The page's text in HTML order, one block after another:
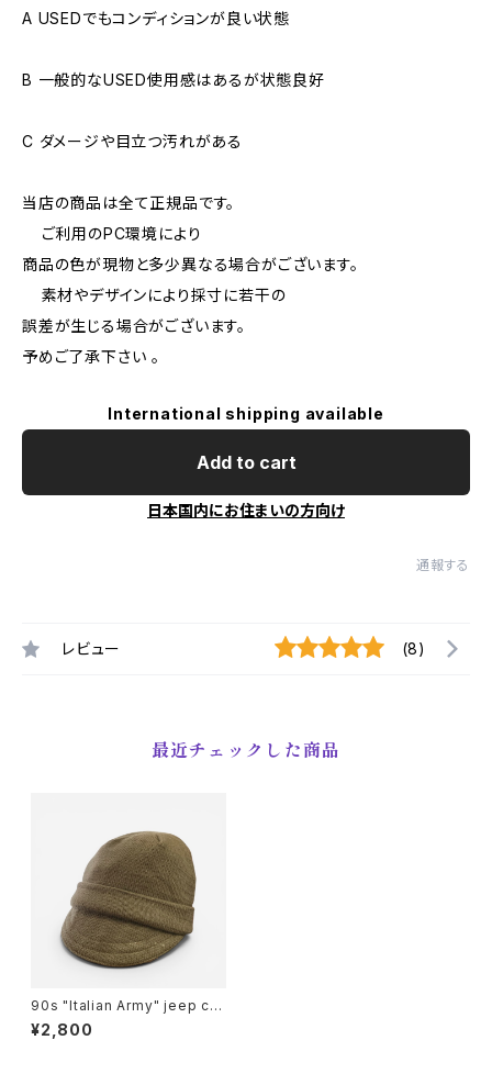
A USEDでもコンディションが良い状態
B 一般的なUSED使用感はあるが状態良好
C ダメージや目立つ汚れがある
当店の商品は全て正規品です。
ご利用のPC環境により
商品の色が現物と多少異なる場合がございます。
素材やデザインにより採寸に若干の
誤差が生じる場合がございます。
予めご了承下さい 。
International shipping available
Add to cart
日本国内にお住まいの方向け
通報する
レビュー (8)
最近チェックした商品
90s "Italian Army" jeep ca
p イタリア軍 ウール ジープキャ
ップ
¥2,800